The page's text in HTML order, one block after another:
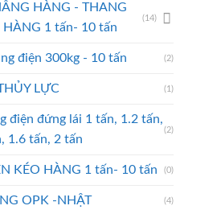
HÀNG - THANG
HÀNG 1 tấn- 10 tấn
(14)
điện 300kg - 10 tấn (2)
LỰC (1)
điện đứng lái 1 tấn, 1.2 tấn,
1.6 tấn, 2 tấn
(2)
KÉO HÀNG 1 tấn- 10 tấn (0)
OPK -NHẬT (4)